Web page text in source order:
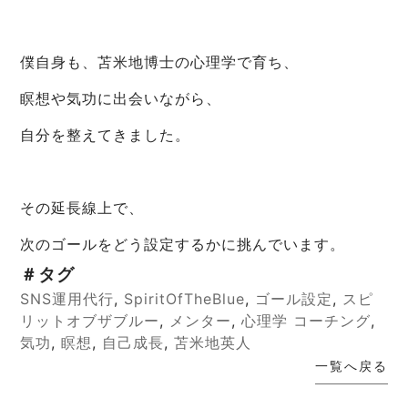
僕自身も、苫米地博士の心理学で育ち、
瞑想や気功に出会いながら、
自分を整えてきました。
その延長線上で、
次のゴールをどう設定するかに挑んでいます。
＃タグ
SNS運用代行, SpiritOfTheBlue, ゴール設定, スピ
リットオブザブルー, メンター,心理学 コーチング,
気功,瞑想, 自己成長,苫米地英人
一覧へ戻る